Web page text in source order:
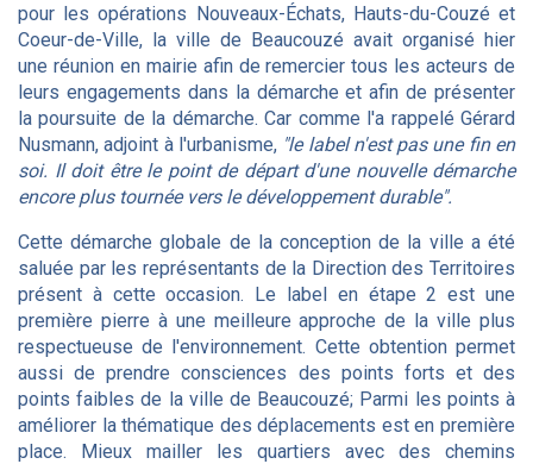
pour les opérations Nouveaux-Échats, Hauts-du-Couzé et
Coeur-de-Ville, la ville de Beaucouzé avait organisé hier
une réunion en mairie afin de remercier tous les acteurs de
leurs engagements dans la démarche et afin de présenter
la poursuite de la démarche. Car comme l'a rappelé Gérard
Nusmann, adjoint à l'urbanisme, "le label n'est pas une fin en
soi. Il doit être le point de départ d'une nouvelle démarche
encore plus tournée vers le développement durable".
Cette démarche globale de la conception de la ville a été
saluée par les représentants de la Direction des Territoires
présent à cette occasion. Le label en étape 2 est une
première pierre à une meilleure approche de la ville plus
respectueuse de l'environnement. Cette obtention permet
aussi de prendre consciences des points forts et des
points faibles de la ville de Beaucouzé; Parmi les points à
améliorer la thématique des déplacements est en première
place. Mieux mailler les quartiers avec des chemins